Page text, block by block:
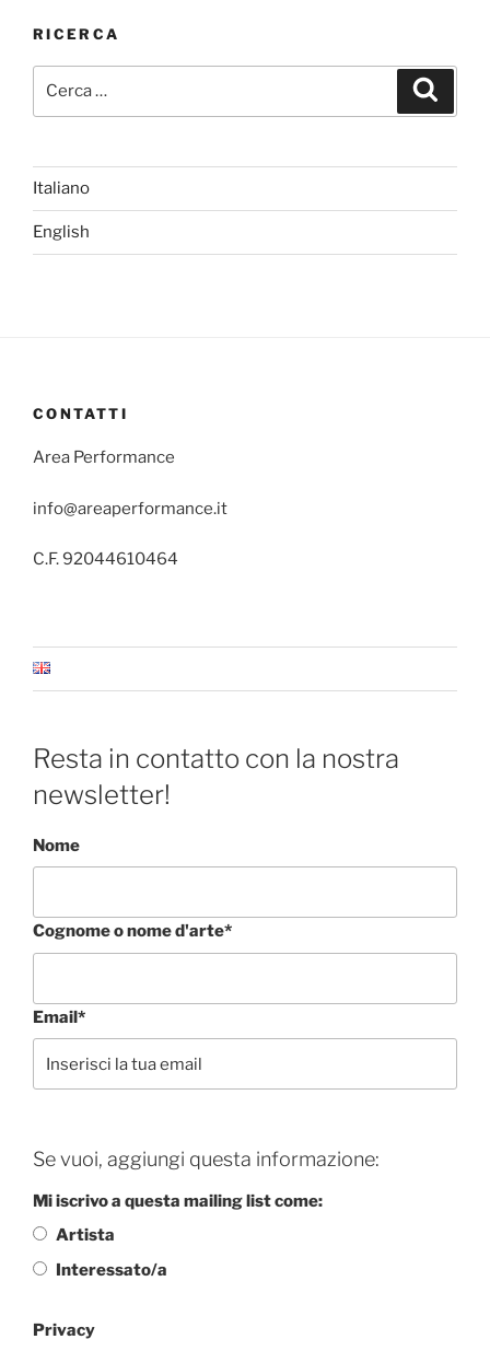
RICERCA
Italiano
English
CONTATTI
Area Performance
info@areaperformance.it
C.F. 92044610464
Resta in contatto con la nostra
newsletter!
Nome
Cognome o nome d'arte*
Email*
Se vuoi, aggiungi questa informazione:
Mi iscrivo a questa mailing list come:
Artista
Interessato/a
Privacy